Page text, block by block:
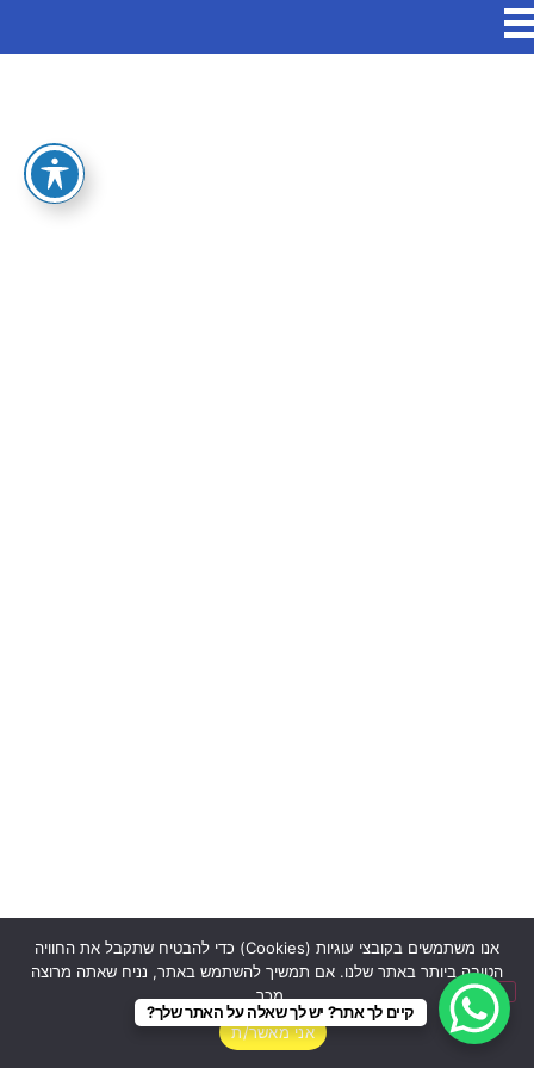
קיים לך אתר? יש לך שאלה על האתר שלך?
אנו משתמשים בקובצי עוגיות (Cookies) כדי להבטיח שתקבל את החוויה
הטובה ביותר באתר שלנו. אם תמשיך להשתמש באתר, נניח שאתה מרוצה
מכך.
אני מאשר/ת